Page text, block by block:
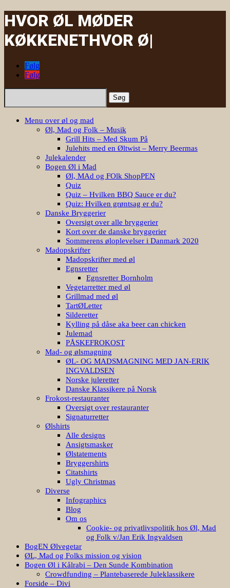
HVOR ØL MØDER
KØKKENET|
Følg
Følg
Søg
Menu over øl og mad
Øl, Mad og Folk – Musik
Grill Hits – Med Skum På
Julehits med en Øltwist – Merry Beermas
Julekalender
Bogen Øl i Mad
Øl, MAd og FOlk ShopPEN
Quiz
Quiz – Hvilken BBQ Sauce er du?
Quiz: Hvilken grøntsag er du?
Danske Bryggerier
Oversigt over alle bryggerier
Kort over de danske bryggerier
Sommerens øloplevelser i Danmark 2020
Madopskrifter
Madopskrifter med øl
Egnsretter
Egnsretter Bornholm
Vegetarretter med øl
Grillmad med øl
TartØLetter
Silderetter
Kylling på dåse aka beer can chicken
Julemad
PÅSKEFROKOST
Mad- og ølsmagning
ØL- OG MADSMAGNING MED JAN-ERIK
INGVALDSEN
Norske juleretter
Danske Klassikere på Norsk
Frokost-restauranter
Oversigt over restauranter
Signaturretter
Ølshirts
Alle designs
Ansigtsmasker
Ølstatements
Bryggershirts
Citatshirts
Ugly Christmas
Diverse
Infographics
Blog
Om os
Cookie- og privatlivspolitik hos Øl, Mad
og Folk v/Jan Erik Ingvaldsen
BogEN Ølvegetar
ØL, Mad og Folks mission og vision
Bogen Øl i Kålrabi – Den Sunde Kombination
Crowdfunding – Plantebaserede Juleklassikere
Forside – Divi